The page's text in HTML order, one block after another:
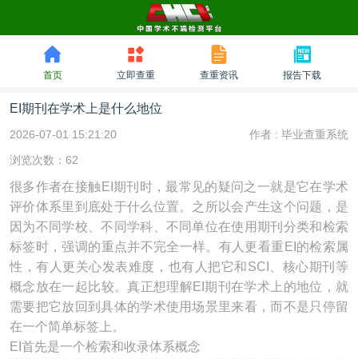
首页 立即查重 查重资讯 报告下载
EI期刊在学术上是什么地位
2026-07-01 15:21:20 作者 : 毕业查重系统
浏览次数：62
很多作者在接触EI期刊时，最常见的疑问之一就是它在学术
评价体系里到底处于什么位置。之所以会产生这个问题，是
因为不同学校、不同学科、不同单位在使用期刊分类和检索
标签时，强调的重点并不完全一样。有人更看重EI的检索属
性，有人更关心发表难度，也有人把它和SCI、核心期刊等
概念放在一起比较。真正想理解EI期刊在学术上的地位，就
需要把它放回到具体的学术使用场景里来看，而不是只停留
在一个简单标签上。
EI首先是一个检索和收录体系概念